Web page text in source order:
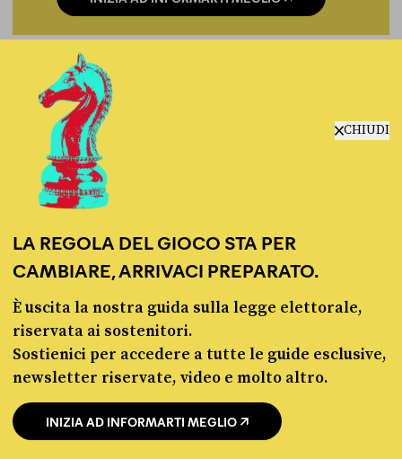
ECONOMIA
CHIUDI
LA REGOLA DEL GIOCO STA PER
CAMBIARE, ARRIVACI PREPARATO.
È uscita la nostra guida sulla legge elettorale,
riservata ai sostenitori.
Sostienici per accedere a tutte le guide esclusive,
newsletter riservate, video e molto altro.
INIZIA AD INFORMARTI MEGLIO
CONDIVIDI
facebooktwitter email bluesky
LEGGI LA NOSTRA POLITICA DELLE CORREZIONI